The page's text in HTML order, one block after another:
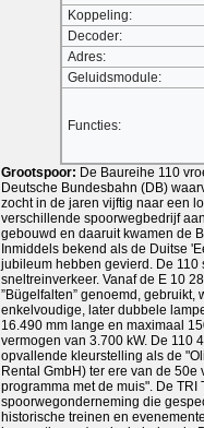
Koppeling:
Decoder:
Adres:
Geluidsmodule:
Functies:
Grootspoor: De Baureihe 110
Deutsche Bundesbahn (DB)
zocht in de jaren vijftig naar een
verschillende spoorwegbedrijf
gebouwd en daaruit kwamen de
Inmiddels bekend als de Duitse
jubileum hebben gevierd. De
sneltreinverkeer. Vanaf de E 10
”Bügelfalten” genoemd,
enkelvoudige, later dubbele
16.490 mm lange en maximaal
vermogen van 3.700 kW. De 110
opvallende kleurstelling als de
Rental GmbH) ter ere van de
programma met de muis". De
spoorwegonderneming die
historische treinen en